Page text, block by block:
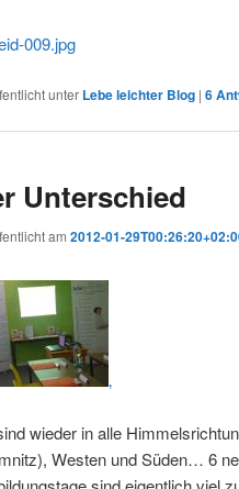
unter Lebe leichter Blog | 6
Unterschied
am 2012-01-
‚
wieder in alle
Westen und Süden… 6